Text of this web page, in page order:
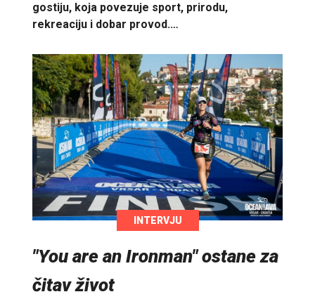
gostiju, koja povezuje sport, prirodu,
rekreaciju i dobar provod.…
INTERVJU
"You are an Ironman" ostane za
čitav život